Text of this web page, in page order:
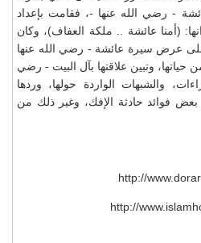
- رضي الله عنها -، فقامت بإعداد
(أمنا عائشة .. ملكة العفاف)، وكان
على عرض سيرة عائشة - رضي الله عنها
وتبين علاقتها بآل البيت - رضي
والشبهات الواردة حولها، وردها
فوائد حادثة الإفك، وغير ذلك من
http://